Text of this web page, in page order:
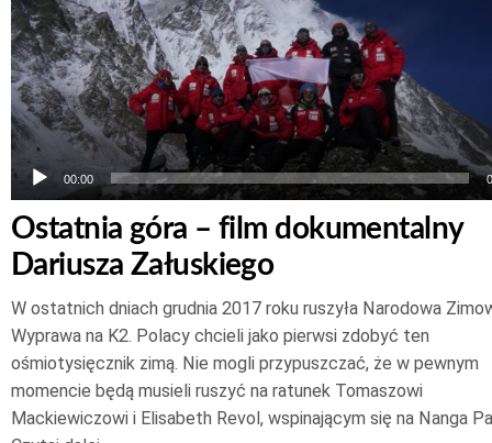
dźwiękowych
00:00
Ostatnia góra – film dokumentalny
Dariusza Załuskiego
W ostatnich dniach grudnia 2017 roku ruszyła Narodowa
Wyprawa na K2. Polacy chcieli jako pierwsi zdobyć ten
ośmiotysięcznik zimą. Nie mogli przypuszczać, że w pewnym
momencie będą musieli ruszyć na ratunek Tomaszowi
Mackiewiczowi i Elisabeth Revol, wspinającym się na Nanga